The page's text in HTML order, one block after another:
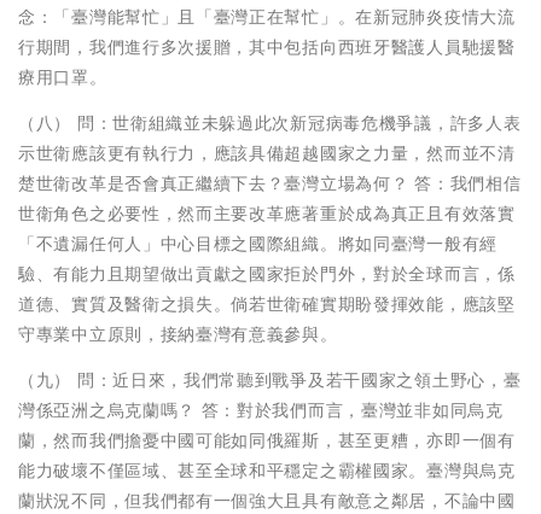
念：「臺灣能幫忙」且「臺灣正在幫忙」。在新冠肺炎疫情大流
行期間，我們進行多次援贈，其中包括向西班牙醫護人員馳援醫
療用口罩。
（八） 問：世衛組織並未躲過此次新冠病毒危機爭議，許多人表
示世衛應該更有執行力，應該具備超越國家之力量，然而並不清
楚世衛改革是否會真正繼續下去？臺灣立場為何？ 答：我們相信
世衛角色之必要性，然而主要改革應著重於成為真正且有效落實
「不遺漏任何人」中心目標之國際組織。將如同臺灣一般有經
驗、有能力且期望做出貢獻之國家拒於門外，對於全球而言，係
道德、實質及醫衛之損失。倘若世衛確實期盼發揮效能，應該堅
守專業中立原則，接納臺灣有意義參與。
（九） 問：近日來，我們常聽到戰爭及若干國家之領土野心，臺
灣係亞洲之烏克蘭嗎？ 答：對於我們而言，臺灣並非如同烏克
蘭，然而我們擔憂中國可能如同俄羅斯，甚至更糟，亦即一個有
能力破壞不僅區域、甚至全球和平穩定之霸權國家。臺灣與烏克
蘭狀況不同，但我們都有一個強大且具有敵意之鄰居，不論中國